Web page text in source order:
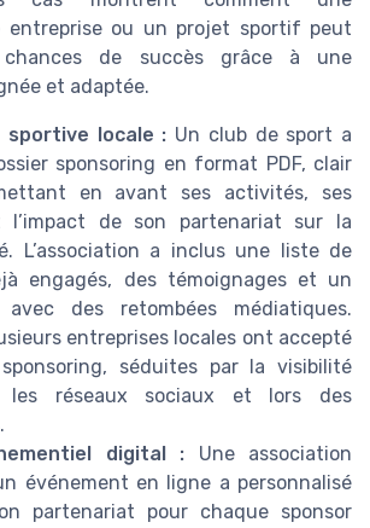
entreprise ou un projet sportif peut
chances de succès grâce à une
et adaptée.
sportive locale : Un club de sport a
sponsoring en format PDF, clair
en avant ses activités, ses
de son partenariat sur la
L’association a inclus une liste de
engagés, des témoignages et un
avec des retombées médiatiques.
entreprises locales ont accepté
séduites par la visibilité
les réseaux sociaux et lors des
digital : Une association
événement en ligne a personnalisé
partenariat pour chaque sponsor